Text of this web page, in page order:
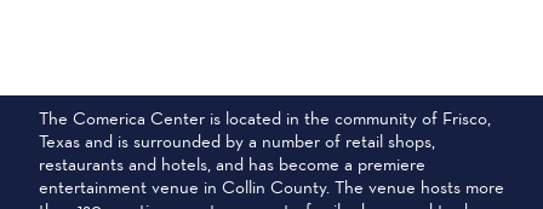
The Comerica Center is located in the community of Frisco,
Texas and is surrounded by a number of retail shops,
restaurants and hotels, and has become a premiere
entertainment venue in Collin County. The venue hosts more